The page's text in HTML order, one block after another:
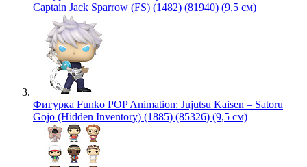
Captain Jack Sparrow (FS) (1482) (81940) (9,5 см)
Фигурка Funko POP Animation: Jujutsu Kaisen – Satoru
Gojo (Hidden Inventory) (1885) (85326) (9,5 см)